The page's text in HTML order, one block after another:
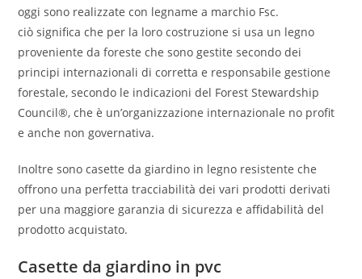
oggi sono realizzate con legname a marchio Fsc.
ciò significa che per la loro costruzione si usa un legno
proveniente da foreste che sono gestite secondo dei
principi internazionali di corretta e responsabile gestione
forestale, secondo le indicazioni del Forest Stewardship
Council®, che è un’organizzazione internazionale no profit
e anche non governativa.
Inoltre sono casette da giardino in legno resistente che
offrono una perfetta tracciabilità dei vari prodotti derivati
per una maggiore garanzia di sicurezza e affidabilità del
prodotto acquistato.
Casette da giardino in pvc